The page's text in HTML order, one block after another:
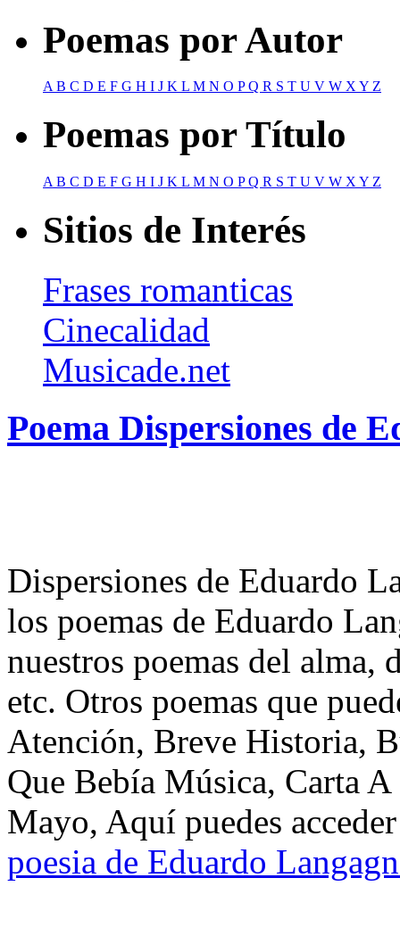
Poemas por Autor
AB C D E F G H I J K L M N O PQ R S T U V W XY Z
Poemas por Título
A B C D E F G H I J K L M N O PQ R S T U V W X Y Z
Sitios de Interés
Frases romanticas
Cinecalidad
Musicade.net
Poema Dispersiones de
Dispersiones de Eduardo
los poemas de Eduardo
nuestros poemas del alma,
etc. Otros poemas que
Atención, Breve Historia,
Que Bebía Música, Carta
Mayo, Aquí puedes
poesia de Eduardo